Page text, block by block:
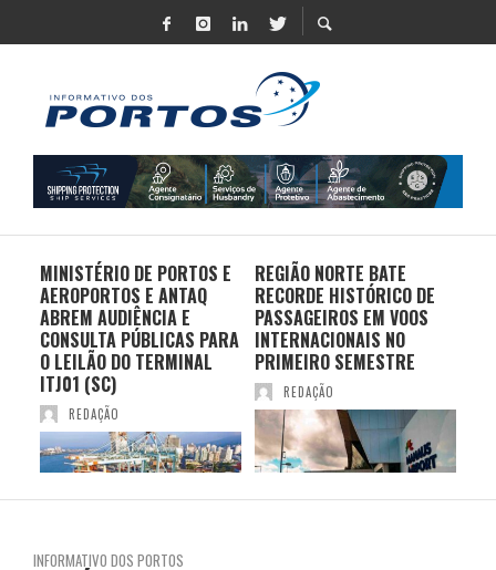
MINISTÉRIO DE PORTOS E
AEROPORTOS E ANTAQ
ABREM AUDIÊNCIA E
CONSULTA PÚBLICAS PARA
O LEILÃO DO TERMINAL
ITJ01 (SC)
REDAÇÃO
REGIÃO NORTE BATE
RECORDE HISTÓRICO DE
PASSAGEIROS EM VOOS
INTERNACIONAIS NO
PRIMEIRO SEMESTRE
REDAÇÃO
INFORMATIVO DOS PORTOS